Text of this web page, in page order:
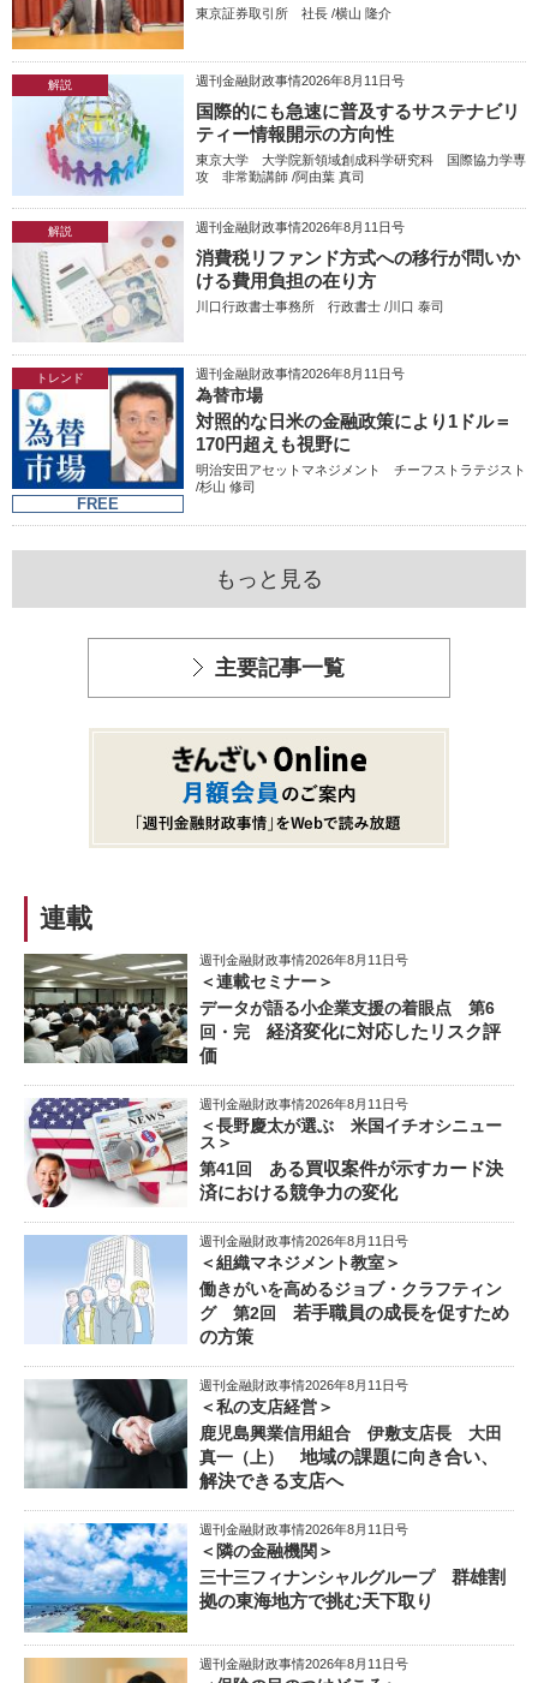
東京証券取引所 社長 /横山 隆介
解説 週刊金融財政事情2026年8月11日号
国際的にも急速に普及するサステナビリ
ティー情報開示の方向性
東京大学 大学院新領域創成科学研究科 国際協力学専
攻 非常勤講師 /阿由葉 真司
解説 週刊金融財政事情2026年8月11日号
消費税リファンド方式への移行が問いか
ける費用負担の在り方
川口行政書士事務所 行政書士 /川口 泰司
トレンド
FREE
週刊金融財政事情2026年8月11日号
為替市場
対照的な日米の金融政策により1ドル＝
170円超えも視野に
明治安田アセットマネジメント チーフストラテジスト
/杉山 修司
もっと見る
主要記事一覧
連載
週刊金融財政事情2026年8月11日号
＜連載セミナー＞
データが語る小企業支援の着眼点 第6
回・完
経済変化に対応したリスク評
価
週刊金融財政事情2026年8月11日号
＜長野慶太が選ぶ 米国イチオシニュー
ス＞
第41回
ある買収案件が示すカード決
済における競争力の変化
週刊金融財政事情2026年8月11日号
＜組織マネジメント教室＞
働きがいを高めるジョブ・クラフティン
グ 第2回
若手職員の成長を促すため
の方策
週刊金融財政事情2026年8月11日号
＜私の支店経営＞
鹿児島興業信用組合 伊敷支店長 大田
真一（上）
地域の課題に向き合い、
解決できる支店へ
週刊金融財政事情2026年8月11日号
＜隣の金融機関＞
三十三フィナンシャルグループ
群雄割
拠の東海地方で挑む天下取り
週刊金融財政事情2026年8月11日号